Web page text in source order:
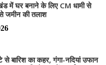
में घर बनाने के लिए CM धामी से
जमीन की तलाश
बारिश का कहर, गंगा-नदियां उफान